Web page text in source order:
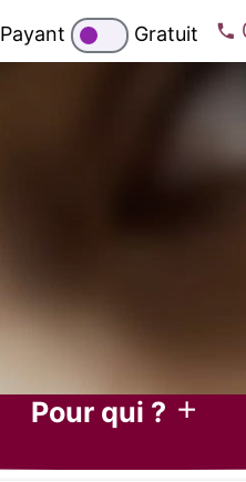
Payant Gratuit
Pour qui ?